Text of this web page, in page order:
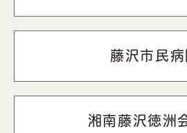
藤沢市民
湘南藤沢徳洲